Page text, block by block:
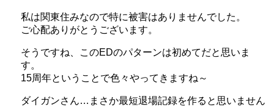
私は関東住みなので特に被害はありませんでした。
ご心配ありがとうございます。
そうですね、このEDのパターンは初めてだと思いま
す。
15周年ということで色々やってきますね～
ダイガンさん…まさか最短退場記録を作ると思いません